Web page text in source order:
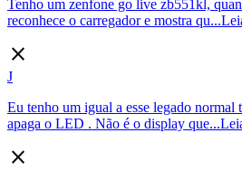
Tenho um zenfone go live zb551kl,
reconhece o carregador e mostra qu...
close
J
Eu tenho um igual a esse legado normal
apaga o LED . Não é o display que...
close